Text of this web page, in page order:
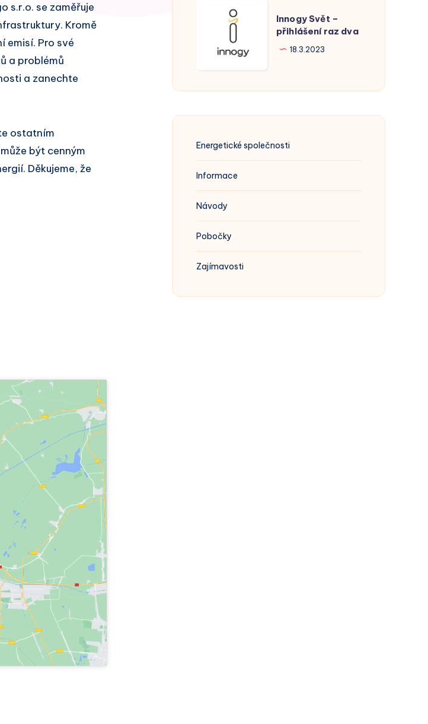
s.r.o. se zaměřuje
Kromě
emisí. Pro své
a problémů
a zanechte
ostatním
být cenným
Děkujeme, že
přihlášení
dva
Innogy Svět –
přihlášení raz dva
18.3.2023
Energetické společnosti
Informace
Návody
Pobočky
Zajímavosti